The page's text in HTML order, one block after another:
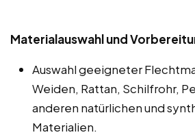
Materialauswahl und
Auswahl geeigneter
Weiden, Rattan, Schilfrohr,
anderen natürlichen und
Materialien.